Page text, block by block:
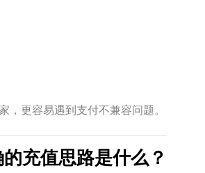
，更容易遇到支付不兼容问题。
充值思路是什么？